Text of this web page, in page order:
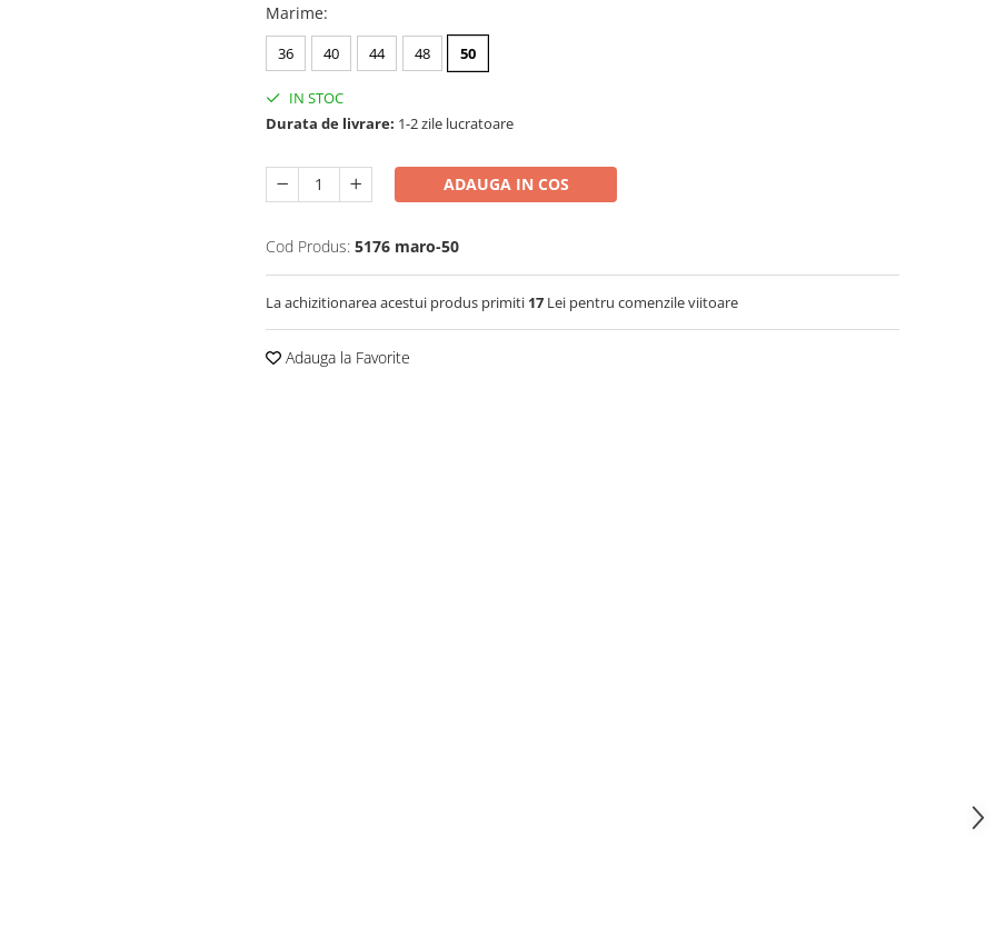
Marime:
36 40 44 48 50
IN STOC
Durata de livrare: 1-2 zile lucratoare
ADAUGA IN COS
Cod Produs: 5176 maro-50
La achizitionarea acestui produs primiti 17 Lei pentru comenzile viitoare
Adauga la Favorite